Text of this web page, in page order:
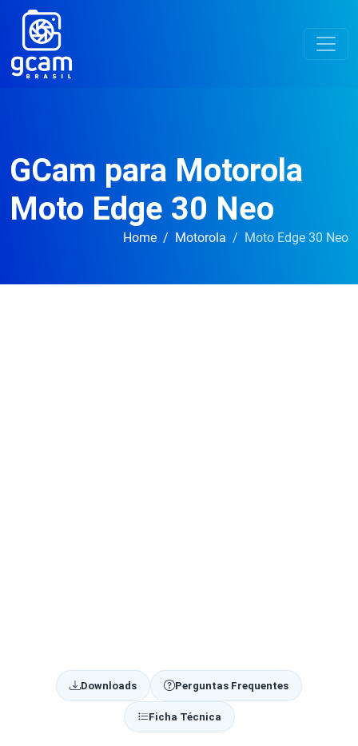
GCam para Motorola
Moto Edge 30 Neo
Home Motorola Moto Edge 30 Neo
Downloads Perguntas Frequentes
Ficha Técnica